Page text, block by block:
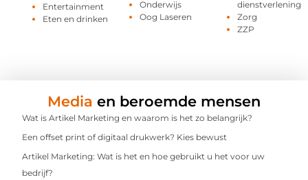
Entertainment
Eten en drinken
Onderwijs
Oog Laseren
dienstverlening
Zorg
ZZP
Media en beroemde mensen
Wat is Artikel Marketing en waarom is het zo belangrijk?
Een offset print of digitaal drukwerk? Kies bewust
Artikel Marketing: Wat is het en hoe gebruikt u het voor uw
bedrijf?